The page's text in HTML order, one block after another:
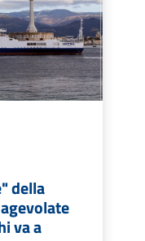
della
va a